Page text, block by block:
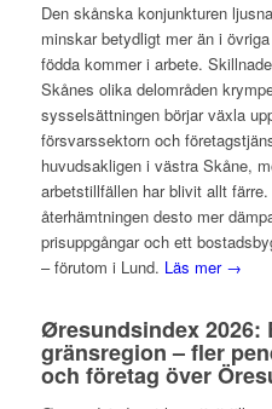
Den skånska konjunkturen
minskar betydligt mer än i
födda kommer i arbete.
Skånes olika delområden
sysselsättningen börjar växla
försvarssektorn och
huvudsakligen i västra Skåne,
arbetstillfällen har blivit allt
återhämtningen desto mer
prisuppgångar och ett
– förutom i Lund. Läs mer →
Øresundsindex 2026:
gränsregion – fler
och företag över